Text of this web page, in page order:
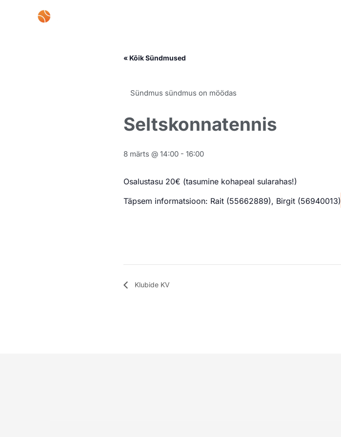
« Kõik Sündmused
Sündmus sündmus on möödas
Seltskonnatennis
8 märts @ 14:00 - 16:00
Osalustasu 20€ (tasumine kohapeal sularahas!)
Täpsem informatsioon: Rait (55662889), Birgit (56940013)
Klubide KV